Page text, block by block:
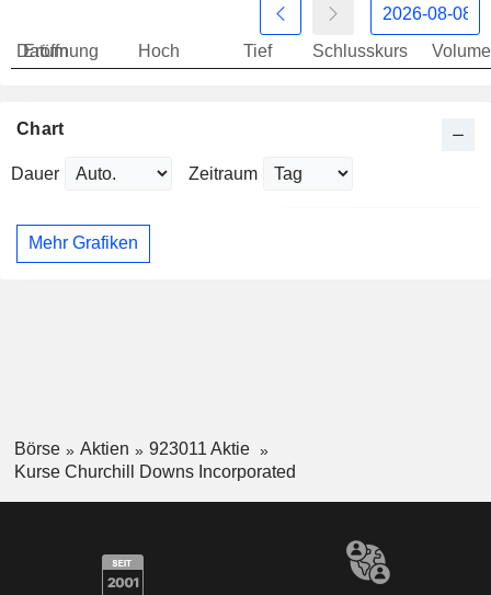
Datum
Eröffnung Hoch Tief Schlusskurs
Chart
Dauer Zeitraum
Mehr Grafiken
Börse Aktien
923011 Aktie
Kurse Churchill Downs Incorporated